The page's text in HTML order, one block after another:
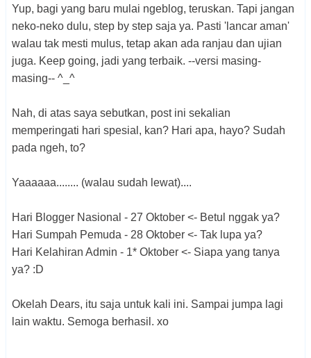
Yup, bagi yang baru mulai ngeblog, teruskan. Tapi jangan
neko-neko dulu, step by step saja ya. Pasti 'lancar aman'
walau tak mesti mulus, tetap akan ada ranjau dan ujian
juga. Keep going, jadi yang terbaik. --versi masing-
masing-- ^_^
Nah, di atas saya sebutkan, post ini sekalian
memperingati hari spesial, kan? Hari apa, hayo? Sudah
pada ngeh, to?
Yaaaaaa........ (walau sudah lewat)....
Hari Blogger Nasional - 27 Oktober <- Betul nggak ya?
Hari Sumpah Pemuda - 28 Oktober <- Tak lupa ya?
Hari Kelahiran Admin - 1* Oktober <- Siapa yang tanya
ya? :D
Okelah Dears, itu saja untuk kali ini. Sampai jumpa lagi
lain waktu. Semoga berhasil. xo